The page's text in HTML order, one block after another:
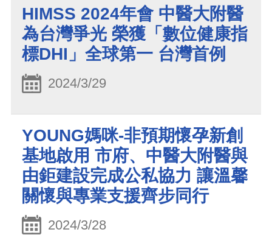
HIMSS 2024年會 中醫大附醫
為台灣爭光 榮獲「數位健康指
標DHI」全球第一 台灣首例
2024/3/29
YOUNG媽咪-非預期懷孕新創
基地啟用 市府、中醫大附醫與
由鉅建設完成公私協力 讓溫馨
關懷與專業支援齊步同行
2024/3/28